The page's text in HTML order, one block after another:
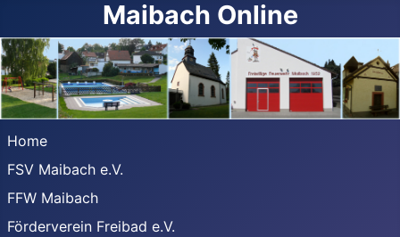
Maibach Online
Home
FSV Maibach e.V.
FFW Maibach
Förderverein Freibad e.V.